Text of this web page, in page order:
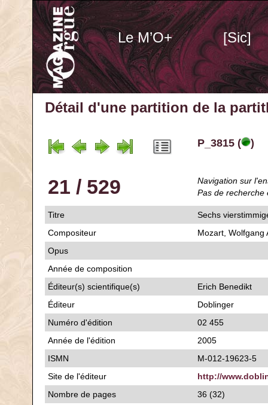
Le M’O+ [Sic]
Détail d'une partition de la
P_3815 ( )
21 / 529
Navigation sur
Pas de recherche
Titre
Sechs
Compositeur
Mozart, Wolfgang
Opus
Année de composition
Éditeur(s) scientifique(s)
Erich Benedikt
Éditeur
Doblinger
Numéro d'édition
02 455
Année de l'édition
2005
ISMN
M-012-19623-5
Site de l'éditeur
http://
Nombre de pages
36 (32)